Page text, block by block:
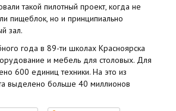
такой пилотный проект, когда не
пищеблок, но и принципиально
зал.
года в 89-ти школах Красноярска
и мебель для столовых. Для
600 единиц техники. На это из
выделено больше 40 миллионов